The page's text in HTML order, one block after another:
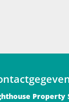
Property